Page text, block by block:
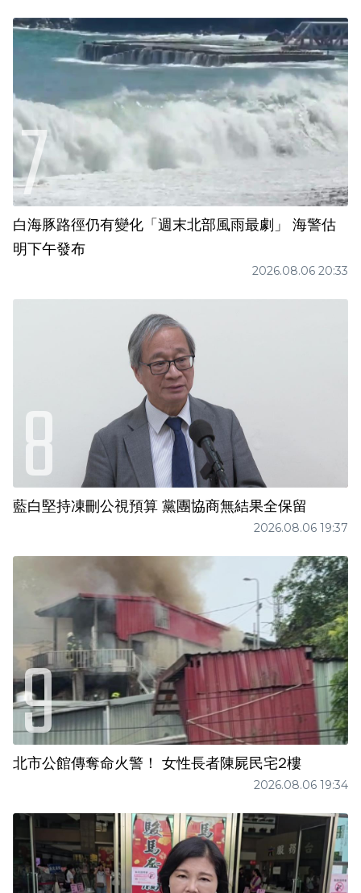
白海豚路徑仍有變化「週末北部風雨最劇」 海警估
明下午發布
2026.08.06 20:33
藍白堅持凍刪公視預算 黨團協商無結果全保留
2026.08.06 19:37
北市公館傳奪命火警！ 女性長者陳屍民宅2樓
2026.08.06 19:34